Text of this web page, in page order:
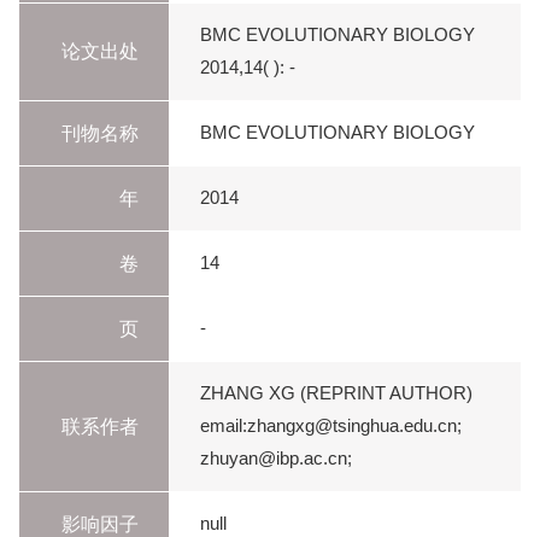
论文出处
BMC EVOLUTIONARY BIOLOGY
2014,14( ): -
刊物名称 BMC EVOLUTIONARY BIOLOGY
年 2014
卷 14
页 -
联系作者
ZHANG XG (REPRINT AUTHOR)
email:zhangxg@tsinghua.edu.cn;
zhuyan@ibp.ac.cn;
影响因子 null